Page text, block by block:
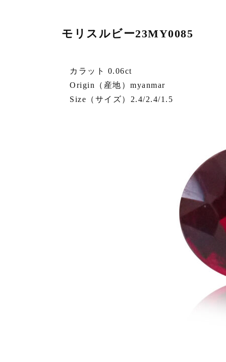
モリスルビー23MY0085
カラット 0.06ct
Origin（産地）myanmar
Size（サイズ）2.4/2.4/1.5